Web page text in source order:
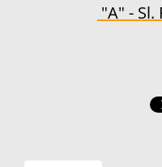
"A" - Sl.